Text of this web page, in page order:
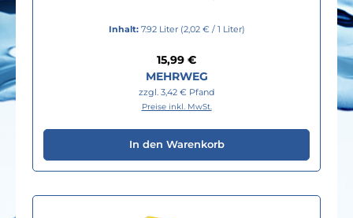
Inhalt: 7.92 Liter (2,02 € / 1 Liter)
Regulärer Preis:
15,99 €
MEHRWEG
zzgl. 3,42 € Pfand
Preise inkl. MwSt.
In den Warenkorb